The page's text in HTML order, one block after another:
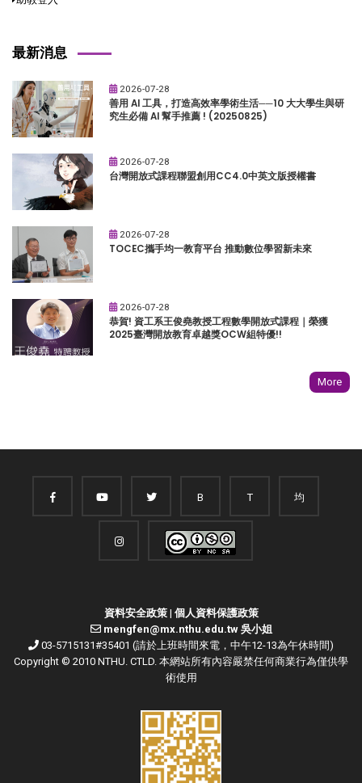
最新消息
2026-07-28
善用 AI 工具，打造高效率學術生活──10 大大學生與研
究生必備 AI 幫手推薦 ! (20250825)
2026-07-28
台灣開放式課程聯盟創用CC4.0中英文版授權書
2026-07-28
TOCEC攜手均一教育平台 推動數位學習新未來
2026-07-28
恭賀! 資工系王俊堯教授工程數學開放式課程｜榮獲
2025臺灣開放教育卓越獎OCW組特優!!
More
B T 均
資料安全政策| 個人資料保護政策
mengfen@mx.nthu.edu.tw 吳小姐
03-5715131#35401 (請於上班時間來電，中午12-13為午休時間)
Copyright © 2010 NTHU. CTLD. 本網站所有內容嚴禁任何商業行為僅供學
術使用